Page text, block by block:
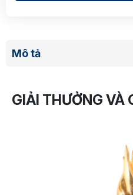
Mô tả
GIẢI THƯỞNG VÀ